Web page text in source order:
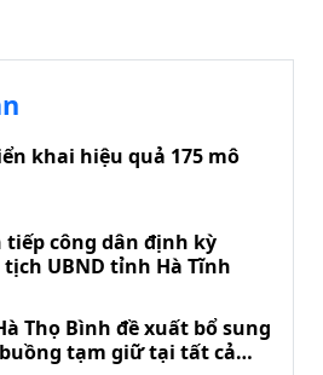
khai hiệu quả 175 mô
tiếp công dân định kỳ
UBND tỉnh Hà Tĩnh
Thọ Bình đề xuất bổ sung
tạm giữ tại tất cả